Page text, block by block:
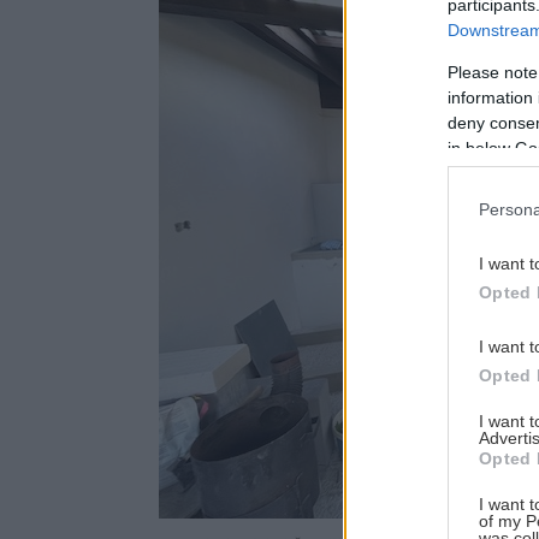
Please
information
deny
in below
I want
Opted
I want
Opted
I want
Opted
I want
of my